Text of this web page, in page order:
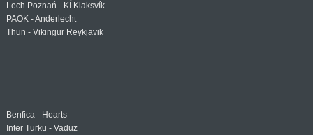
Lech Poznań - KÍ Klaksvík
PAOK - Anderlecht
Thun - Vikingur Reykjavik
Benfica - Hearts
Inter Turku - Vaduz